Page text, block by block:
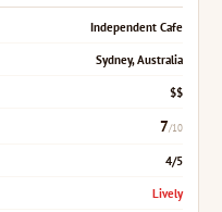
Independent Cafe
Sydney, Australia
$$
7/10
4/5
Lively